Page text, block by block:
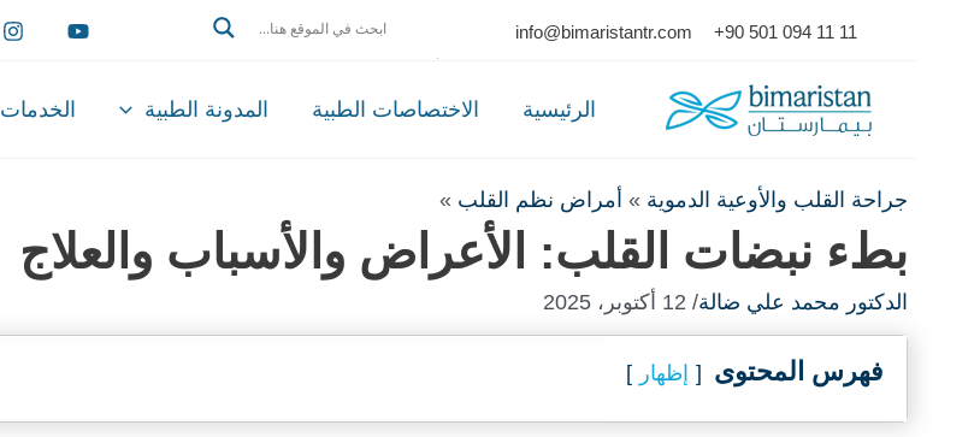
info@bimaristantr.com +90 501 094 11 11
الرئيسية الاختصاصات الطبية المدونة الطبية الخدمات
جراحة القلب والأوعية الدموية » أمراض نظم القلب »
بطء نبضات القلب: الأعراض والأسباب والعلاج
الدكتور محمد علي ضالة/ 12 أكتوبر، 2025
فهرس المحتوى إظهار